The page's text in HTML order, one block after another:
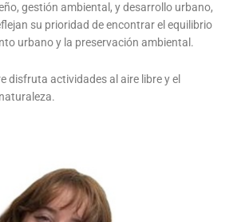
gestión ambiental, y desarrollo urbano,
su prioridad de encontrar el equilibrio
urbano y la preservación ambiental.
disfruta actividades al aire libre y el